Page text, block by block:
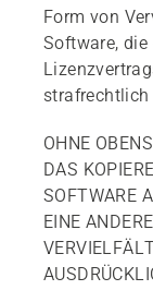
Form von
Software,
strafrechtlich
OHNE
DAS
SOFTWARE
EINE